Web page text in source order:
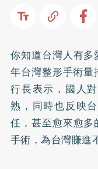
你知道台灣人有
年台灣整形手術
行長表示，國人
熟，同時也反映
任，甚至愈來愈
手術，為台灣賺進